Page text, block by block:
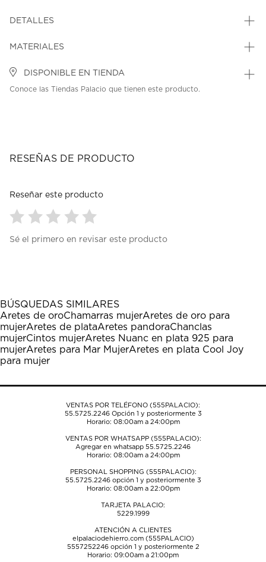
DETALLES
MATERIALES
DISPONIBLE EN TIENDA
Conoce las Tiendas Palacio que tienen este producto.
RESEÑAS DE PRODUCTO
Reseñar este producto
para
1
estrella
Esta
acción
abrirá
el
formulario
envío.
para
estrellas.
Esta
acción
abrirá
el
formulario
envío.
para
estrellas.
Esta
acción
abrirá
el
formulario
envío.
para
estrellas.
Esta
acción
abrirá
el
envío.
para
estrellas.
Esta
acción
abrirá
el
envío.
Sé el primero en revisar este producto
BÚSQUEDAS SIMILARES
Aretes de oroChamarras mujerAretes de oro para
mujerAretes de plataAretes pandoraChanclas
mujerCintos mujerAretes Nuanc en plata 925 para
mujerAretes para Mar MujerAretes en plata Cool Joy
para mujer
VENTAS POR TELÉFONO (555PALACIO):
55.5725.2246Opción 1 y posteriormente 3
Horario: 08:00am a 24:00pm
VENTAS POR WHATSAPP (555PALACIO):
Agregar en whatsapp 55.5725.2246
Horario: 08:00am a 24:00pm
PERSONAL SHOPPING (555PALACIO):
55.5725.2246opción 1 y posteriormente 3
Horario: 08:00am a 22:00pm
TARJETA PALACIO:
5229.1999
ATENCIÓN A CLIENTES
elpalaciodehierro.com (555PALACIO)
5557252246opción 1 y posteriormente 2
Horario: 09:00am a 21:00pm